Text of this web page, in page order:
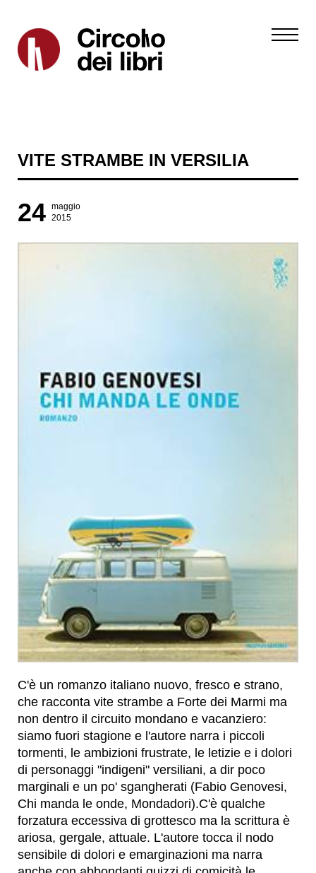
VITE STRAMBE IN VERSILIA
24 maggio
2015
C'è un romanzo italiano nuovo, fresco e strano,
che racconta vite strambe a Forte dei Marmi ma
non dentro il circuito mondano e vacanziero:
siamo fuori stagione e l'autore narra i piccoli
tormenti, le ambizioni frustrate, le letizie e i dolori
di personaggi "indigeni" versiliani, a dir poco
marginali e un po' sgangherati (Fabio Genovesi,
Chi manda le onde, Mondadori).C'è qualche
forzatura eccessiva di grottesco ma la scrittura è
ariosa, gergale, attuale. L'autore tocca il nodo
sensibile di dolori e emarginazioni ma narra